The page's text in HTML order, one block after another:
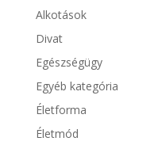
Alkotások
Divat
Egészségügy
Egyéb kategória
Életforma
Életmód